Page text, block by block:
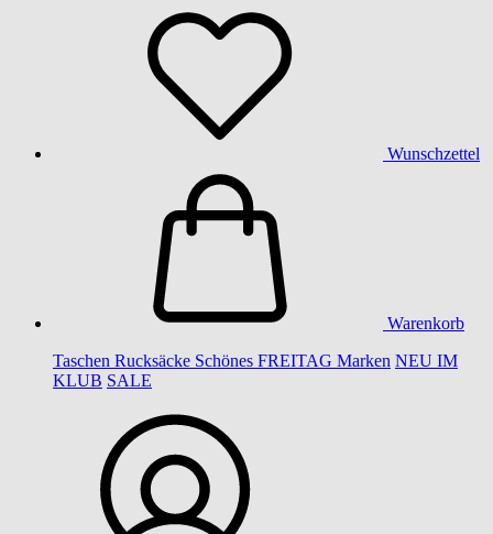
Wunschzettel
Warenkorb
Taschen Rucksäcke Schönes FREITAG Marken NEU IM
KLUB SALE